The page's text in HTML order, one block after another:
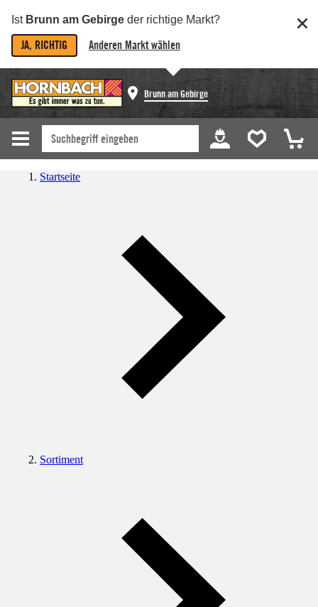
Ist Brunn am Gebirge der richtige Markt?
JA, RICHTIG Anderen Markt wählen
Brunn am Gebirge
Startseite
Sortiment